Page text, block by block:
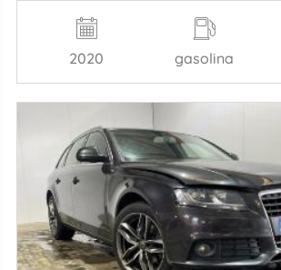
2020 gasolina